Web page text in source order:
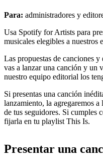
Para: administradores y
Usa Spotify for Artists para
musicales elegibles a nuestros
Las propuestas de canciones
vas a lanzar una canción y un
nuestro equipo editorial los
Si presentas una canción
lanzamiento, la agregaremos
de tus seguidores. Si cumples
fijarla en tu playlist This Is.
Presentar una